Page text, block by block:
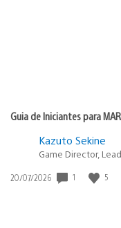
Guia de Iniciantes para
Kazuto Sekine
Game Director,
Data
20/07/2026 1 5